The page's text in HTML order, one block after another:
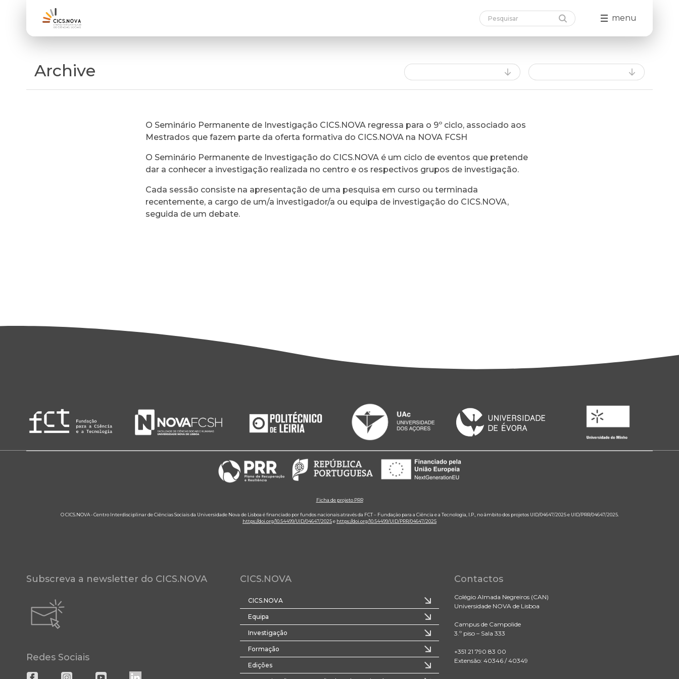
menu
Archive
O Seminário Permanente de Investigação CICS.NOVA regressa para o 9º ciclo, associado aos
Mestrados que fazem parte da oferta formativa do CICS.NOVA na NOVA FCSH
O Seminário Permanente de Investigação do CICS.NOVA é um ciclo de eventos que pretende
dar a conhecer a investigação realizada no centro e os respectivos grupos de investigação.
Cada sessão consiste na apresentação de uma pesquisa em curso ou terminada
recentemente, a cargo de um/a investigador/a ou equipa de investigação do CICS.NOVA,
seguida de um debate.
Ficha de projeto PRR
O CICS.NOVA - Centro Interdisciplinar de Ciências Sociais da Universidade Nova de Lisboa é financiado por fundos nacionais através da FCT – Fundação para a Ciência e a Tecnologia, I.P., no âmbito dos projetos UID/04647/2025 e UID/PRR/04647/2025.
https://doi.org/10.54499/UID/04647/2025e https://doi.org/10.54499/UID/PRR/04647/2025
Subscreva a newsletter do CICS.NOVA
Redes Sociais
CICS.NOVA
CICS.NOVA
Equipa
Investigação
Formação
Edições
Contactos
Colégio Almada Negreiros (CAN)
Universidade NOVA de Lisboa
Campus de Campolide
3.º piso – Sala 333
+351 21 790 83 00
Extensão: 40346 / 40349